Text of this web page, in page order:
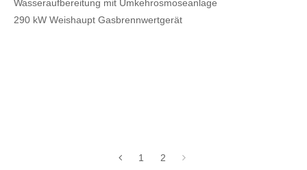
Wasseraufbereitung mit Umkehrosmoseanlage
290 kW Weishaupt Gasbrennwertgerät
1 2